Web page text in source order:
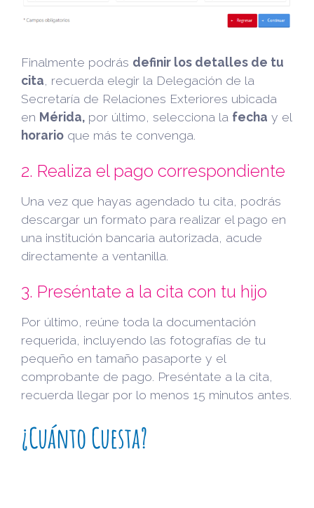
Finalmente podrás definir los detalles de tu
cita, recuerda elegir la Delegación de la
Secretaría de Relaciones Exteriores ubicada
en Mérida, por último, selecciona la fecha y el
horario que más te convenga.
2. Realiza el pago correspondiente
Una vez que hayas agendado tu cita, podrás
descargar un formato para realizar el pago en
una institución bancaria autorizada, acude
directamente a ventanilla.
3. Preséntate a la cita con tu hijo
Por último, reúne toda la documentación
requerida, incluyendo las fotografías de tu
pequeño en tamaño pasaporte y el
comprobante de pago. Preséntate a la cita,
recuerda llegar por lo menos 15 minutos antes.
¿Cuánto Cuesta?